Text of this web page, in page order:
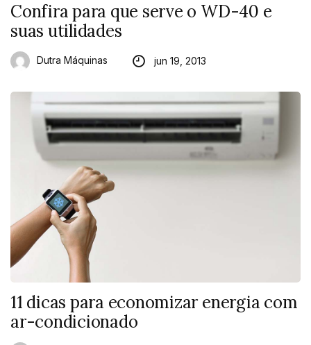
Confira para que serve o WD-40 e
suas utilidades
Dutra Máquinas jun 19, 2013
11 dicas para economizar energia com
ar-condicionado